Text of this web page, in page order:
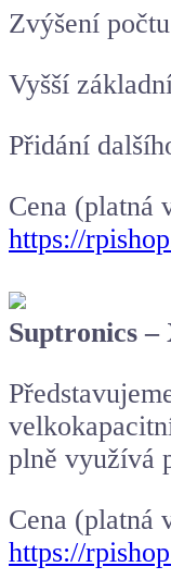
Zvýšení
Vyšší
Přidání
Cena (platná
https://
Suptronics –
plně využívá
Cena (platná
https://